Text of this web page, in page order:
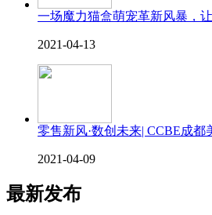
一场魔力猫盒萌宠革新风暴，
2021-04-13
零售新风·数创未来| CCBE成都
2021-04-09
最新发布